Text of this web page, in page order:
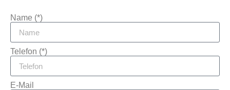
Name (*)
Telefon (*)
E-Mail